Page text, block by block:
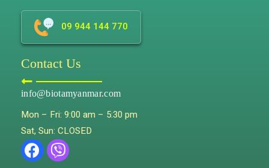
09 944 144 770
Contact Us
info@biotamyanmar.com
Mon – Fri: 9:00 am – 5:30 pm
Sat, Sun: CLOSED